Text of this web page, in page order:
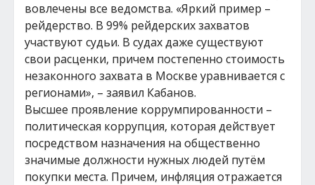
вовлечены все ведомства. «Яркий пример –
рейдерство. В 99% рейдерских захватов
участвуют судьи. В судах даже существуют
свои расценки, причем постепенно стоимость
незаконного захвата в Москве уравнивается с
регионами», – заявил Кабанов.
Высшее проявление коррумпированности –
политическая коррупция, которая действует
посредством назначения на общественно
значимые должности нужных людей путём
покупки места. Причем, инфляция отражается